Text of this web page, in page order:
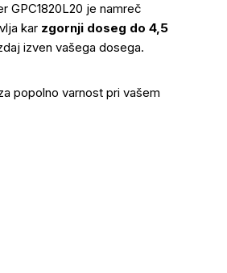
GPC1820L20 je namreč
kar zgornji doseg do 4,5
izven vašega dosega.
popolno varnost pri vašem